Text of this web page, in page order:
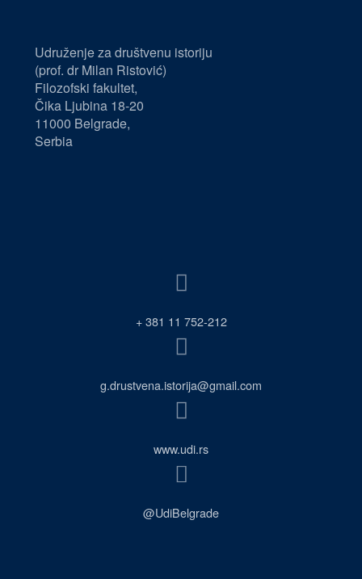
Udruženje za društvenu istoriju
(prof. dr Milan Ristović)
Filozofski fakultet,
Čika Ljubina 18-20
11000 Belgrade,
Serbia
+ 381 11 752-212
g.drustvena.istorija@gmail.com
www.udi.rs
@UdiBelgrade